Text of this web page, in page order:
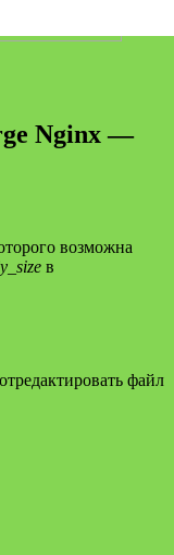
Nginx —
возможна
в
файл